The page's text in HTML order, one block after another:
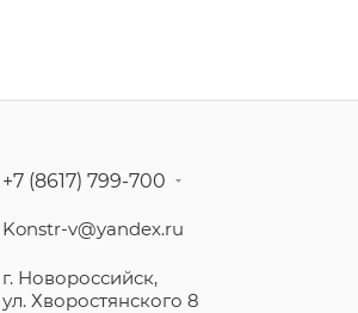
+7 (8617) 799-700
Konstr-v@yandex.ru
г. Новороссийск,
ул. Хворостянского 8